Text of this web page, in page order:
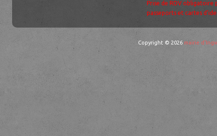
Prise de RDV obligatoire
passeports et cartes
Copyright © 2026 mairie